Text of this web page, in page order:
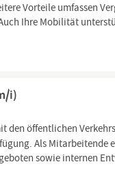
Vorteile umfassen
Ihre Mobilität
i)
den öffentlichen
Als
sowie internen